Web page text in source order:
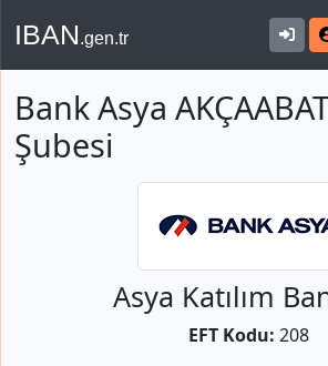
IBAN.gen.tr
Bank Asya
Şubesi
Asya Katılım
EFT Kodu: 208